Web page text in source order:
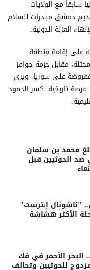
سابقاً مع الولايات
دمشق مبادرات للسلام
العزلة الدولية.
على إقامة منطقة
مقابل حزمة حوافز
على سوريا. ويرى
تاريخية لكسر الجمود
محمد بن سلمان
الحوثيين قبل
"ناشونال إنترست"
الأكثر هشاشة
الأحمر في فك
للحوثيين وتحالف